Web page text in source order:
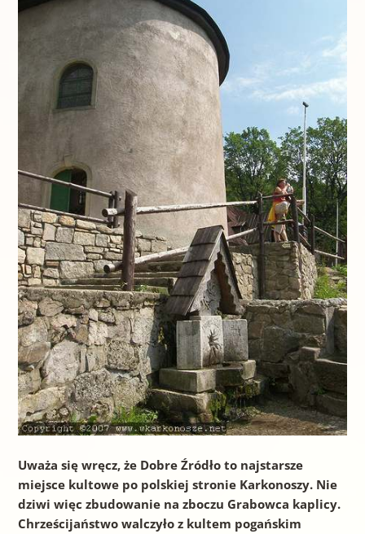
Uważa się wręcz, że Dobre Źródło to najstarsze
miejsce kultowe po polskiej stronie Karkonoszy. Nie
dziwi więc zbudowanie na zboczu Grabowca kaplicy.
Chrześcijaństwo walczyło z kultem pogańskim